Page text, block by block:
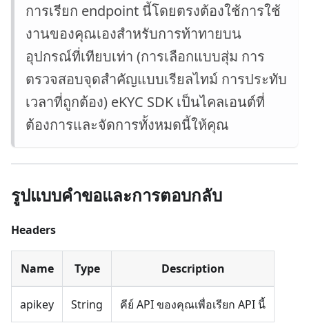
การเรียก endpoint นี้โดยตรงต้องใช้การใช้
งานของคุณเองสำหรับการท้าทายบน
อุปกรณ์ที่เทียบเท่า (การเลือกแบบสุ่ม การ
ตรวจสอบจุดสำคัญแบบเรียลไทม์ การประทับ
เวลาที่ถูกต้อง) eKYC SDK เป็นไคลเอนต์ที่
ต้องการและจัดการทั้งหมดนี้ให้คุณ
รูปแบบคำขอและการตอบกลับ
Headers
Name Type Description
apikey String คีย์ API ของคุณเพื่อเรียก API นี้